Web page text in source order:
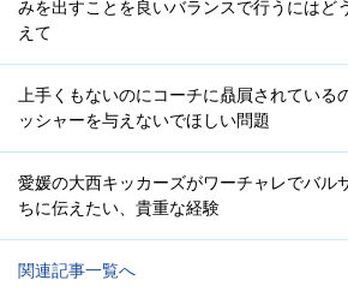
みを出すことを良いバランスで行うにはど
えて
上手くもないのにコーチに贔屓されている
ッシャーを与えないでほしい問題
愛媛の大西キッカーズがワーチャレでバル
ちに伝えたい、貴重な経験
関連記事一覧へ